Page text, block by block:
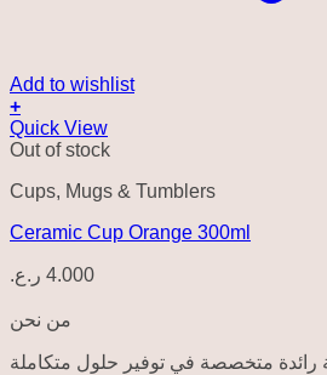
Add to wishlist
+
Quick View
Out of stock
Cups, Mugs & Tumblers
Ceramic Cup Orange 300ml
4.000 ر.ع.
من نحن
متخصصة في توفير حلول متكاملة